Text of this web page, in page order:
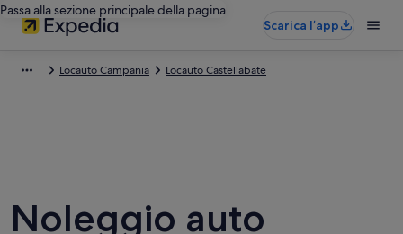
Passa alla sezione principale della pagina
Scarica l’app
Locauto Campania Locauto Castellabate
Noleggio auto